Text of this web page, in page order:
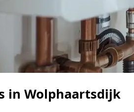
in Wolphaartsdijk